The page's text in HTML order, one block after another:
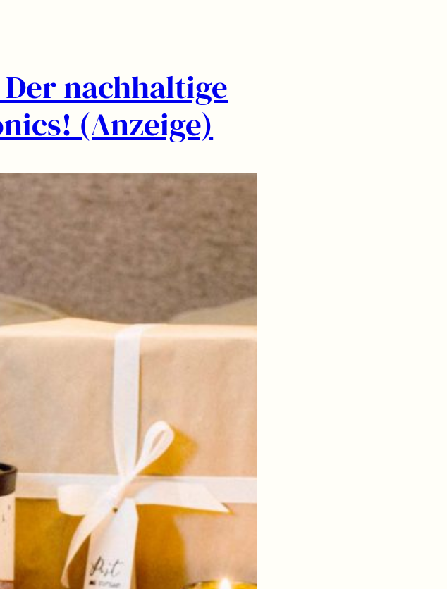
nachhaltige
(Anzeige)